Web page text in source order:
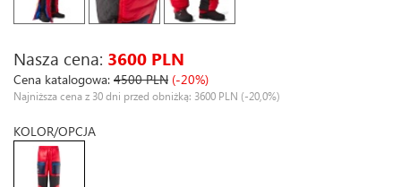
Nasza cena: 3600 PLN
Cena katalogowa: 4500 PLN (-20%)
Najniższa cena z 30 dni przed obniżką: 3600 PLN (-20,0%)
KOLOR/OPCJA